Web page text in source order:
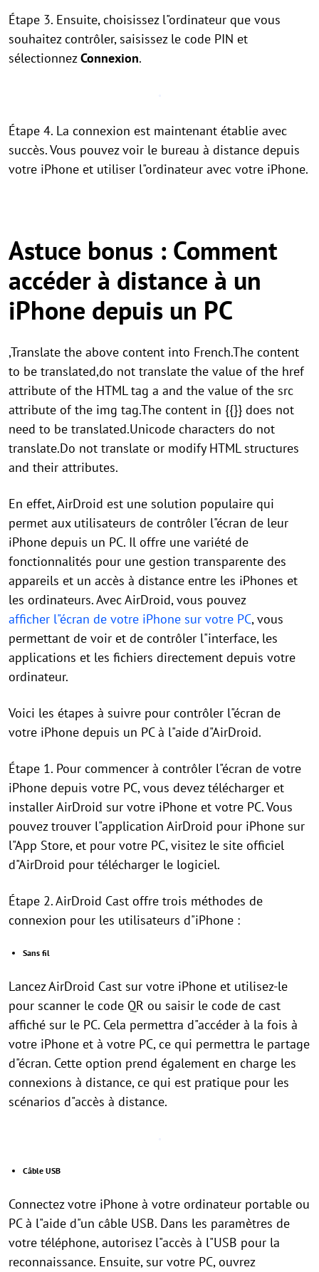
Étape 3. Ensuite, choisissez l"ordinateur que vous
souhaitez contrôler, saisissez le code PIN et
sélectionnezConnexion.
Étape 4. La connexion est maintenant établie avec
succès. Vous pouvez voir le bureau à distance depuis
votre iPhone et utiliser l"ordinateur avec votre iPhone.
Astuce bonus : Comment
accéder à distance à un
iPhone depuis un PC
,Translate the above content into French.The content
to be translated,do not translate the value of the href
attribute of the HTML tag a and the value of the src
attribute of the img tag.The content in {{}} does not
need to be translated.Unicode characters do not
translate.Do not translate or modify HTML structures
and their attributes.
En effet, AirDroid est une solution populaire qui
permet aux utilisateurs de contrôler l"écran de leur
iPhone depuis un PC. Il offre une variété de
fonctionnalités pour une gestion transparente des
appareils et un accès à distance entre les iPhones et
les ordinateurs. Avec AirDroid, vous pouvez
afficher l"écran de votre iPhone sur votre PC, vous
permettant de voir et de contrôler l"interface, les
applications et les fichiers directement depuis votre
ordinateur.
Voici les étapes à suivre pour contrôler l"écran de
votre iPhone depuis un PC à l"aide d"AirDroid.
Étape 1. Pour commencer à contrôler l"écran de votre
iPhone depuis votre PC, vous devez télécharger et
installer AirDroid sur votre iPhone et votre PC. Vous
pouvez trouver l"application AirDroid pour iPhone sur
l"App Store, et pour votre PC, visitez le site officiel
d"AirDroid pour télécharger le logiciel.
Étape 2. AirDroid Cast offre trois méthodes de
connexion pour les utilisateurs d"iPhone :
Sans fil
Lancez AirDroid Cast sur votre iPhone et utilisez-le
pour scanner le code QR ou saisir le code de cast
affiché sur le PC. Cela permettra d"accéder à la fois à
votre iPhone et à votre PC, ce qui permettra le partage
d"écran. Cette option prend également en charge les
connexions à distance, ce qui est pratique pour les
scénarios d"accès à distance.
Câble USB
Connectez votre iPhone à votre ordinateur portable ou
PC à l"aide d"un câble USB. Dans les paramètres de
votre téléphone, autorisez l"accès à l"USB pour la
reconnaissance. Ensuite, sur votre PC, ouvrez